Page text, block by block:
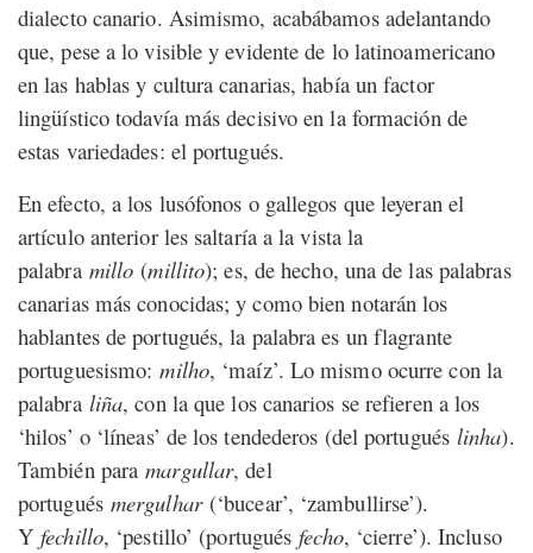
dialecto canario. Asimismo, acabábamos adelantando
que, pese a lo visible y evidente de lo latinoamericano
en las hablas y cultura canarias, había un factor
lingüístico todavía más decisivo en la formación de
estas variedades: el portugués.
En efecto, a los lusófonos o gallegos que leyeran el
artículo anterior les saltaría a la vista la
palabra millo (millito); es, de hecho, una de las palabras
canarias más conocidas; y como bien notarán los
hablantes de portugués, la palabra es un flagrante
portuguesismo:milho, ‘maíz’. Lo mismo ocurre con la
palabra liña, con la que los canarios se refieren a los
‘hilos’ o ‘líneas’ de los tendederos (del portugués linha).
También paramargullar, del
portugués mergulhar(‘bucear’, ‘zambullirse’).
Yfechillo, ‘pestillo’ (portuguésfecho, ‘cierre’). Incluso